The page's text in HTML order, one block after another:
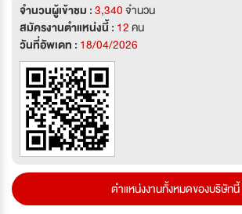
จำนวนผู้เข้าชม :3,340จำนวน
สมัครงานตำแหน่งนี้ : 12คน
วันที่อัพเดท : 18/04/2026
ตำแหน่งงานทั้งหมดของบริษัทนี้